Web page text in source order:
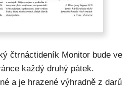
čtrnáctideník Monitor bude ve
každý druhý pátek.
a je hrazené výhradně z darů